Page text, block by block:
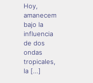
Hoy,
amanecemos
bajo la
influencia
de dos
ondas
tropicales,
la […]